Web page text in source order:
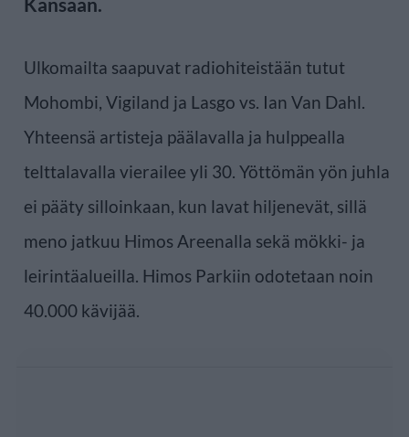
Ulkomailta saapuvat radiohiteistään tutut
Mohombi, Vigiland ja Lasgo vs. Ian Van Dahl.
Yhteensä artisteja päälavalla ja hulppealla
telttalavalla vierailee yli 30. Yöttömän yön juhla
ei pääty silloinkaan, kun lavat hiljenevät, sillä
meno jatkuu Himos Areenalla sekä mökki- ja
leirintäalueilla. Himos Parkiin odotetaan noin
40.000 kävijää.